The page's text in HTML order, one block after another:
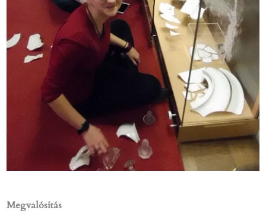
Megvalósítás